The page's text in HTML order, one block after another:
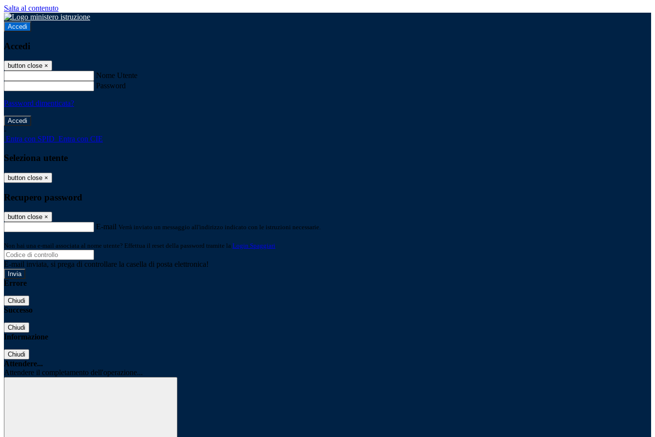
Salta al contenuto
Accedi
Accedi
button close ×
Nome Utente
Password
Password dimenticata?
-
Entra con SPID Entra con CIE
Seleziona utente
button close ×
Recupero password
button close ×
E-mail Verrà inviato un messaggio all'indirizzo indicato con le istruzioni necessarie.
Non hai una e-mail associata al nome utente? Effettua il reset della password tramite la Login Spaggiari
E-mail inviata, si prega di controllare la casella di posta elettronica!
Errore
Chiudi
Successo
Chiudi
Informazione
Chiudi
Attendere...
Attendere il completamento dell'operazione...